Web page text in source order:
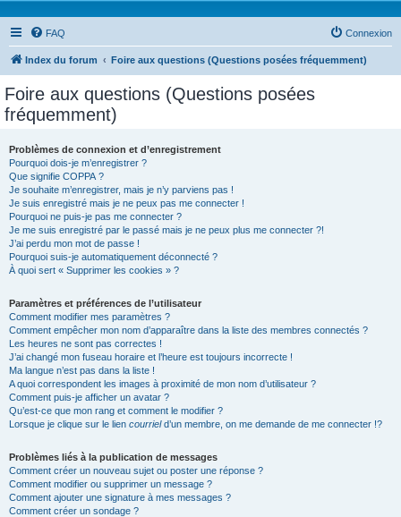
FAQ Connexion
Index du forum Foire aux questions (Questions posées fréquemment)
Foire aux questions (Questions posées
fréquemment)
Problèmes de connexion et d’enregistrement
Pourquoi dois-je m’enregistrer ?
Que signifie COPPA ?
Je souhaite m’enregistrer, mais je n’y parviens pas !
Je suis enregistré mais je ne peux pas me connecter !
Pourquoi ne puis-je pas me connecter ?
Je me suis enregistré par le passé mais je ne peux plus me connecter ?!
J’ai perdu mon mot de passe !
Pourquoi suis-je automatiquement déconnecté ?
À quoi sert « Supprimer les cookies » ?
Paramètres et préférences de l’utilisateur
Comment modifier mes paramètres ?
Comment empêcher mon nom d’apparaître dans la liste des membres connectés ?
Les heures ne sont pas correctes !
J’ai changé mon fuseau horaire et l’heure est toujours incorrecte !
Ma langue n’est pas dans la liste !
A quoi correspondent les images à proximité de mon nom d’utilisateur ?
Comment puis-je afficher un avatar ?
Qu’est-ce que mon rang et comment le modifier ?
Lorsque je clique sur le lien courrield’un membre, on me demande de me connecter !?
Problèmes liés à la publication de messages
Comment créer un nouveau sujet ou poster une réponse ?
Comment modifier ou supprimer un message ?
Comment ajouter une signature à mes messages ?
Comment créer un sondage ?